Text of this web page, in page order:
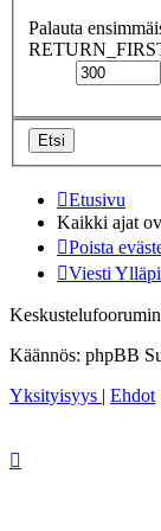
Palauta
Etusivu
Kaikki ajat
Poista
Viesti
Käännös: phpBB
Yksityisyys | Ehdot